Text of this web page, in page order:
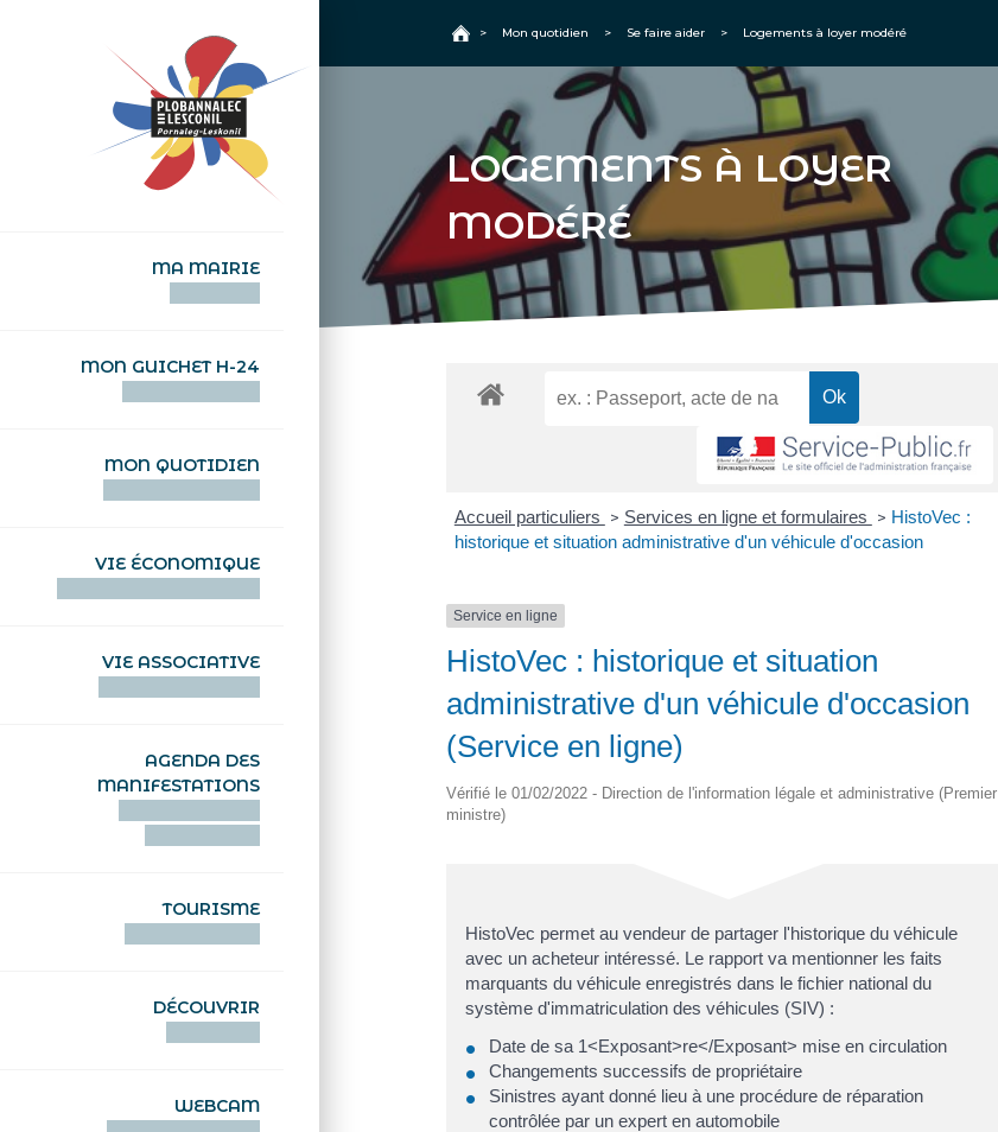
MA MAIRIE
MON GUICHET H-24
MON QUOTIDIEN
VIE ÉCONOMIQUE
VIE ASSOCIATIVE
AGENDA DES
MANIFESTATIONS
TOURISME
DÉCOUVRIR
WEBCAM
Accueil
> Mon quotidien > Se faire aider > Logements à loyer modéré
LOGEMENTS À LOYER
MODÉRÉ
Accueil particuliers > Services en ligne et formulaires > HistoVec :
historique et situation administrative d'un véhicule d'occasion
Service en ligne
HistoVec : historique et situation
administrative d'un véhicule d'occasion
(Service en ligne)
Vérifié le 01/02/2022 - Direction de l'information légale et administrative (Premier
ministre)
HistoVec permet au vendeur de partager l'historique du véhicule
avec un acheteur intéressé. Le rapport va mentionner les faits
marquants du véhicule enregistrés dans le fichier national du
système d'immatriculation des véhicules (SIV) :
Date de sa 1<Exposant>re</Exposant> mise en circulation
Changements successifs de propriétaire
Sinistres ayant donné lieu à une procédure de réparation
contrôlée par un expert en automobile